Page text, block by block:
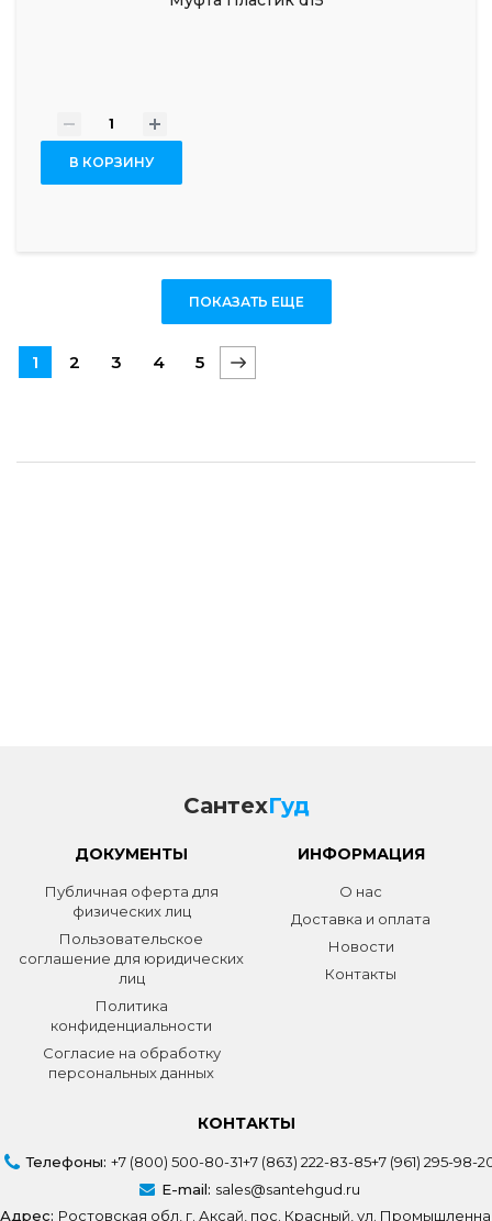
- +
В КОРЗИНУ
ПОКАЗАТЬ ЕЩЕ
1 2 3 4 5
СантехГуд
ДОКУМЕНТЫ
Публичная оферта для
физических лиц
Пользовательское
соглашение для юридических
лиц
Политика
конфиденциальности
Согласие на обработку
персональных данных
ИНФОРМАЦИЯ
О нас
Доставка и оплата
Новости
Контакты
КОНТАКТЫ
Телефоны: +7 (800) 500-80-31+7 (863) 222-83-85+7 (961) 295-98-
E-mail: sales@santehgud.ru
Адрес: Ростовская обл, г. Аксай, пос. Красный, ул.